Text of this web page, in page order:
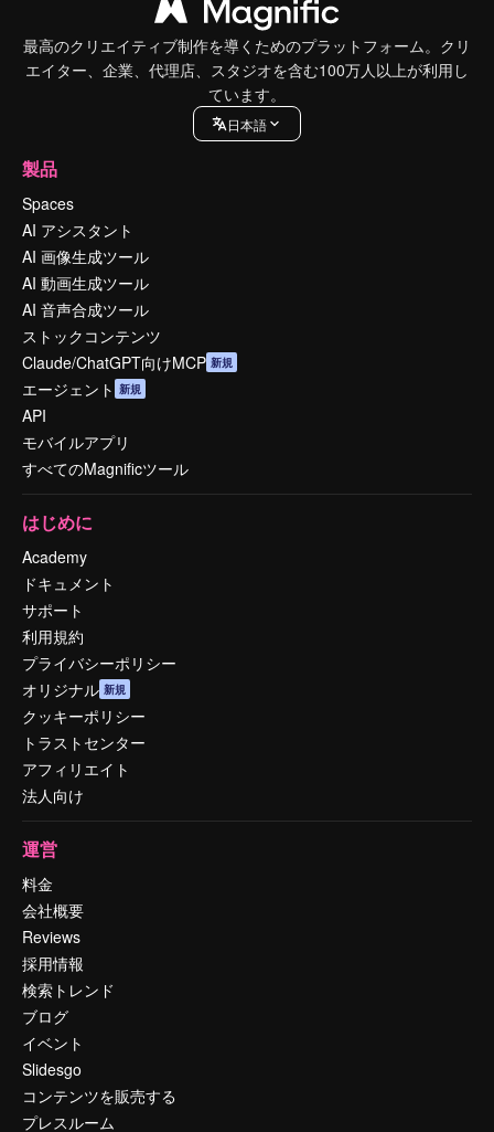
最高のクリエイティブ制作を導くためのプラットフォーム。クリ
エイター、企業、代理店、スタジオを含む100万人以上が利用し
ています。
日本語
製品
Spaces
AI アシスタント
AI 画像生成ツール
AI 動画生成ツール
AI 音声合成ツール
ストックコンテンツ
Claude/ChatGPT向けMCP 新規
エージェント 新規
API
モバイルアプリ
すべてのMagnificツール
はじめに
Academy
ドキュメント
サポート
利用規約
プライバシーポリシー
オリジナル 新規
クッキーポリシー
トラストセンター
アフィリエイト
法人向け
運営
料金
会社概要
Reviews
採用情報
検索トレンド
ブログ
イベント
Slidesgo
コンテンツを販売する
プレスルーム